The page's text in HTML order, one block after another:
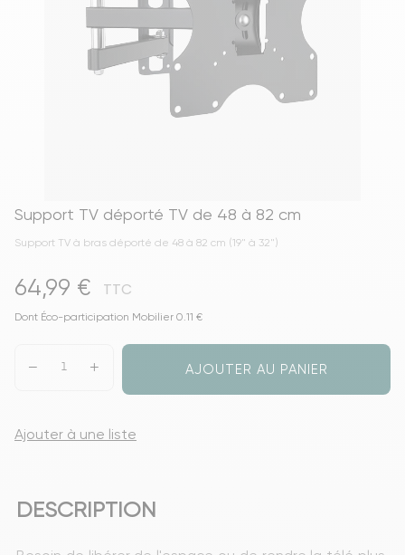
Support TV déporté TV de 48 à 82 cm
Support TV à bras déporté de 48 à 82 cm (19" à 32")
64,99 € TTC
Dont Éco-participation Mobilier 0.11 €
AJOUTER AU PANIER
Ajouter à une liste
DESCRIPTION